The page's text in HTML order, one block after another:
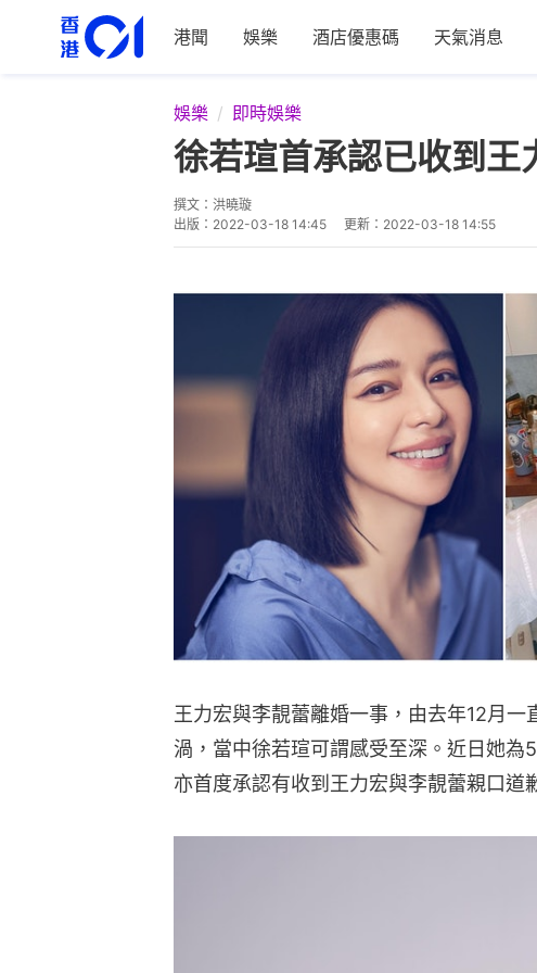
港聞 娛樂 酒店優惠碼 天氣消息
娛樂 即時娛樂
徐若瑄首承認已收到
撰文： 洪曉璇
出版： 2022-03-18 14:45 更新： 2022-03-18 14:55
王力宏與李靚蕾離婚一事，由去年12月
渦，當中徐若瑄可謂感受至深。近日她為
亦首度承認有收到王力宏與李靚蕾親口道